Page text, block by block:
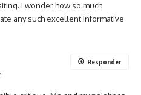
I wonder how so much
any such excellent informative
Responder